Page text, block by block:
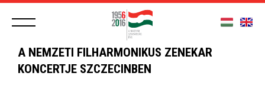
A NEMZETI FILHARMONIKUS ZENEKAR
KONCERTJE SZCZECINBEN